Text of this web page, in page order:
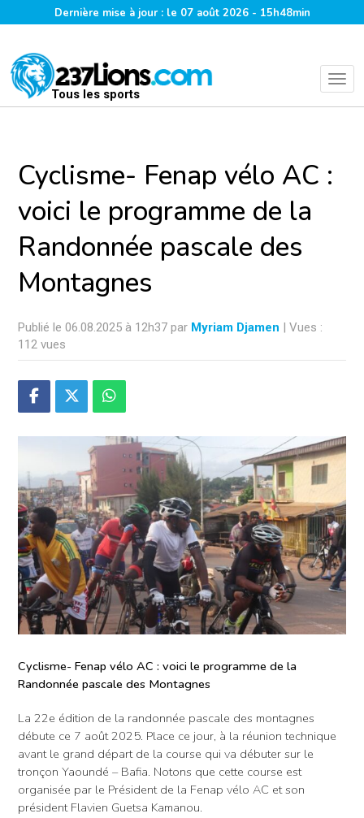
Dernière mise à jour : le 07 août 2026 - 15h48min
Tous les sports
Cyclisme- Fenap vélo AC :
voici le programme de la
Randonnée pascale des
Montagnes
Publié le 06.08.2025 à 12h37 par Myriam Djamen | Vues :
112 vues
Cyclisme- Fenap vélo AC : voici le programme de la
Randonnée pascale des Montagnes
La 22e édition de la randonnée pascale des montagnes
débute ce 7 août 2025. Place ce jour, à la réunion technique
avant le grand départ de la course qui va débuter sur le
tronçon Yaoundé – Bafia. Notons que cette course est
organisée par le Président de la Fenap vélo AC et son
président Flavien Guetsa Kamanou.